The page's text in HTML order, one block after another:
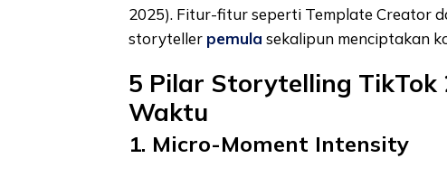
2025). Fitur-fitur seperti Template Creator
storyteller pemula sekalipun menciptakan
5 Pilar Storytelling TikTok
Waktu
1. Micro-Moment Intensity